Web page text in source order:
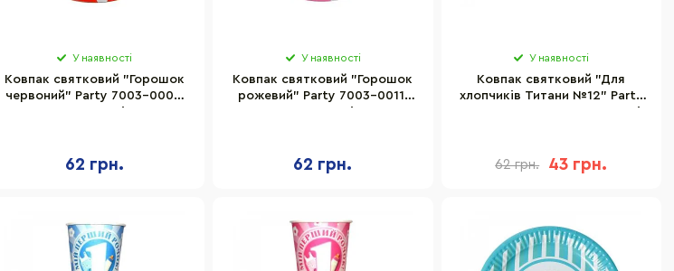
У наявності
Ковпак святковий "Горошок
червоний" Party 7003-0009,
62 грн.
У наявності
Ковпак святковий "Горошок
рожевий" Party 7003-0011,
62 грн.
У наявності
Ковпак святковий "Для
хлопчиків Титани №12" Party
62 грн. 43 грн.